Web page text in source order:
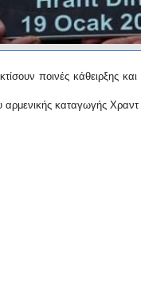
ποινές κάθειρξης
καταγωγής Χραντ